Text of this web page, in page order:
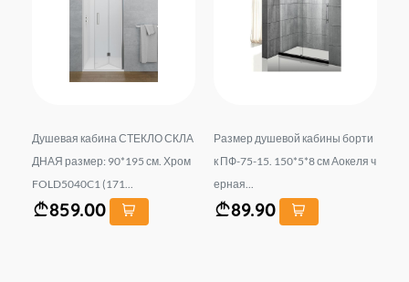
Душевая кабина СТЕКЛО СКЛА
ДНАЯ размер: 90*195 см. Хром
FOLD5040C1 (171...
859.00
Размер душевой кабины борти
к ПФ-75-15. 150*5*8 см Аокеля ч
ерная...
89.90